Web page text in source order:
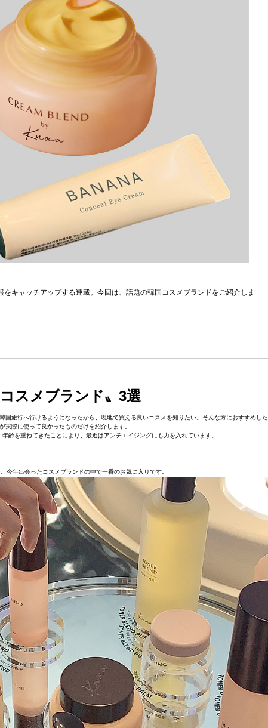
キャッチアップする連載。今回は、話題の韓国コスメブランドをご紹介しま
スメブランド〟3選
旅行へ行けるようになったから、現地で買える良いコスメを知りたい。そんな方におすすめした
実際に使って良かったものだけを紹介します。
齢を重ねてきたことにより、最近はアンチエイジングにも力を入れています。
今年出会ったコスメブランドの中で一番のお気に入りです。